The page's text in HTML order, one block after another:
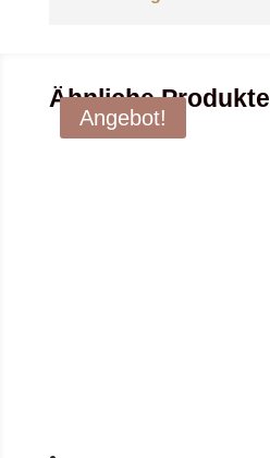
Ähnliche Produkte
Angebot!